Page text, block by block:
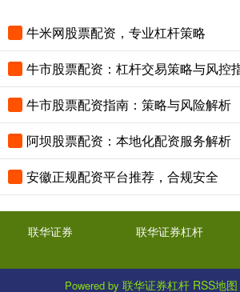
牛米网股票配资，专业杠杆策略
牛市股票配资：杠杆交易策略与风控
牛市股票配资指南：策略与风险解析
阿坝股票配资：本地化配资服务解析
安徽正规配资平台推荐，合规安全
联华证券 联华证券杠杆
Powered by 联华证券杠杆 RSS地图